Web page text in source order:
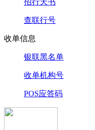
招行天书
查联行号
收单信息
银联黑名单
收单机构号
POS应答码